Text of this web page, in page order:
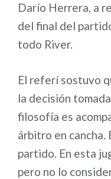
Darío Herrera, a
del final del
todo River.
El referí sostuvo
la decisión
filosofía es
árbitro en cancha.
partido. En esta
pero no lo